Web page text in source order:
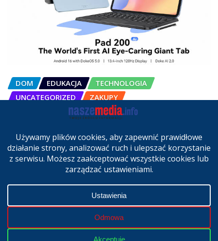
DOM EDUKACJA
TECHNOLOGIA
UNCATEGORIZED
ZAKUPY
OSCAL Pad 200 alternatywą dla
sprzedaży w Polsce
cze 27, 2026